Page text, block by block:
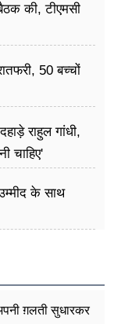
की, टीएमसी
50 बच्चों
राहुल गांधी,
चाहिए'
के साथ
ग़लती सुधारकर